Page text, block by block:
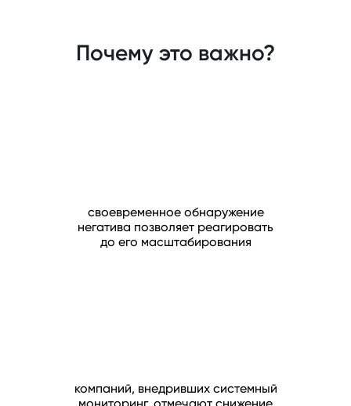
своевременное обнаружение
негатива позволяет реагировать
до его масштабирования
компаний, внедривших системный
Почему это важно?